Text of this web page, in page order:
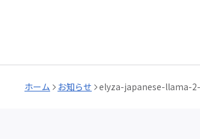
ホーム お知らせ elyza-japanese-llama-2-